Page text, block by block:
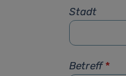
Stadt
Betreff *